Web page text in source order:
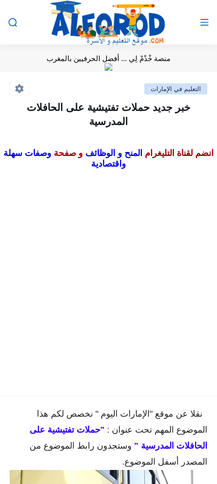
منصة خْدْمْ لِي ... أفضل الحرفيين بالمغرب
التعليم في الإمارات
خبر جديد حملات تفتيشية على الحافلات
المدرسية
انضم لقناة التليغرام المنح و الوظائف و صفحة وصفات سهلة
واقتصادية
نقلا عن موقع "الإمارات اليوم " نخصص لكم هذا
الموضوع المهم تحت عنوان : "حملات تفتيشية على
الحافلات المدرسية " وستجدون رابط الموضوع من
المصدر أسفل الموضوع.